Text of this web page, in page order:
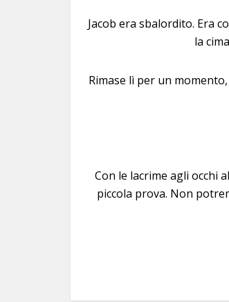
Jacob era sbalordito. Era
la
Rimase lì per un
Con le lacrime agli occhi
piccola prova. Non